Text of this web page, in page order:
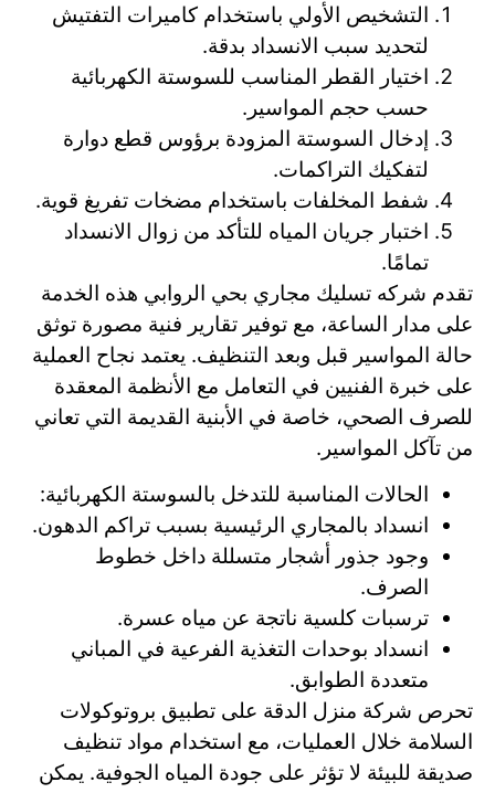
التشخيص الأولي باستخدام كاميرات التفتيش
لتحديد سبب الانسداد بدقة.
اختيار القطر المناسب للسوستة الكهربائية
حسب حجم المواسير.
إدخال السوستة المزودة برؤوس قطع دوارة
لتفكيك التراكمات.
شفط المخلفات باستخدام مضخات تفريغ قوية.
اختبار جريان المياه للتأكد من زوال الانسداد
تمامًا.
تقدم شركه تسليك مجاري بحي الروابي هذه الخدمة
على مدار الساعة، مع توفير تقارير فنية مصورة توثق
حالة المواسير قبل وبعد التنظيف. يعتمد نجاح العملية
على خبرة الفنيين في التعامل مع الأنظمة المعقدة
للصرف الصحي، خاصة في الأبنية القديمة التي تعاني
من تآكل المواسير.
الحالات المناسبة للتدخل بالسوستة الكهربائية:
انسداد بالمجاري الرئيسية بسبب تراكم الدهون.
وجود جذور أشجار متسللة داخل خطوط
الصرف.
ترسبات كلسية ناتجة عن مياه عسرة.
انسداد بوحدات التغذية الفرعية في المباني
متعددة الطوابق.
تحرص شركة منزل الدقة على تطبيق بروتوكولات
السلامة خلال العمليات، مع استخدام مواد تنظيف
صديقة للبيئة لا تؤثر على جودة المياه الجوفية. يمكن